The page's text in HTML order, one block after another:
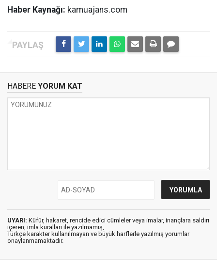
Haber Kaynağı: kamuajans.com
HABERE YORUM KAT
UYARI: Küfür, hakaret, rencide edici cümleler veya imalar, inançlara saldırı
içeren, imla kuralları ile yazılmamış,
Türkçe karakter kullanılmayan ve büyük harflerle yazılmış yorumlar
onaylanmamaktadır.